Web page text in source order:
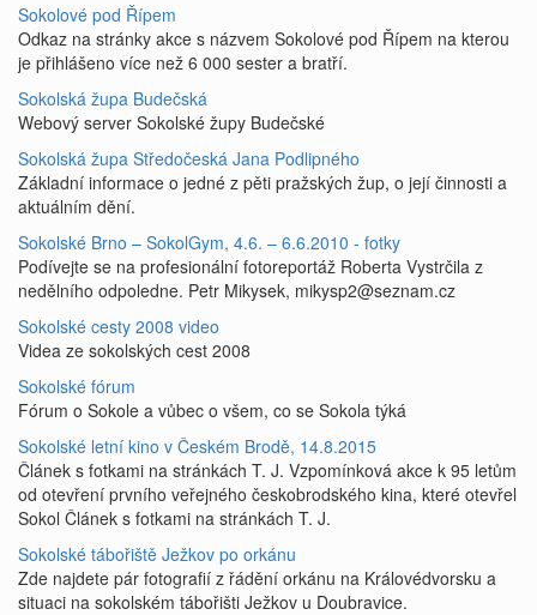
Sokolové pod Řípem
Odkaz na stránky akce s názvem Sokolové pod Řípem na kterou
je přihlášeno více než 6 000 sester a bratří.
Sokolská župa Budečská
Webový server Sokolské župy Budečské
Sokolská župa Středočeská Jana Podlipného
Základní informace o jedné z pěti pražských žup, o její činnosti a
aktuálním dění.
Sokolské Brno – SokolGym, 4.6. – 6.6.2010 - fotky
Podívejte se na profesionální fotoreportáž Roberta Vystrčila z
nedělního odpoledne. Petr Mikysek, mikysp2@seznam.cz
Sokolské cesty 2008 video
Videa ze sokolských cest 2008
Sokolské fórum
Fórum o Sokole a vůbec o všem, co se Sokola týká
Sokolské letní kino v Českém Brodě, 14.8.2015
Článek s fotkami na stránkách T. J. Vzpomínková akce k 95 letům
od otevření prvního veřejného českobrodského kina, které otevřel
Sokol Článek s fotkami na stránkách T. J.
Sokolské tábořiště Ježkov po orkánu
Zde najdete pár fotografií z řádění orkánu na Královédvorsku a
situaci na sokolském tábořišti Ježkov u Doubravice.